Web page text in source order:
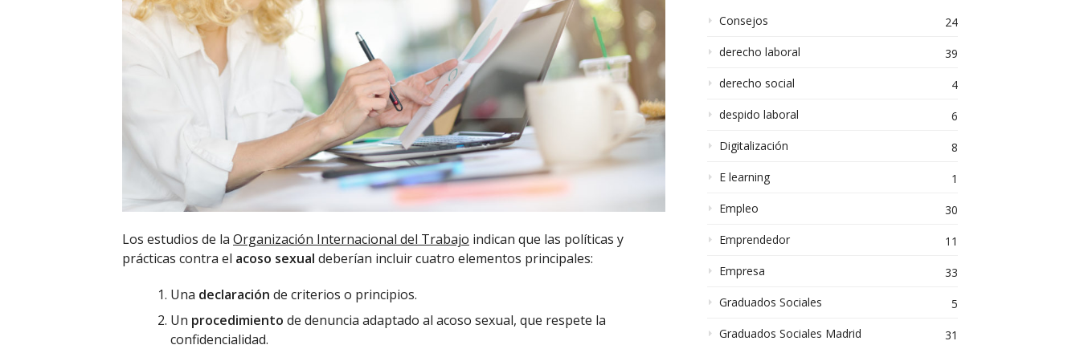
Los estudios de la Organización Internacional del Trabajo indican que las políticas y
prácticas contra el acoso sexual deberían incluir cuatro elementos principales:
Una declaración de criterios o principios.
Un procedimiento de denuncia adaptado al acoso sexual, que respete la
confidencialidad.
Consejos
24
derecho laboral
39
derecho social
4
despido laboral
6
Digitalización
8
E learning
1
Empleo
30
Emprendedor
11
Empresa
33
Graduados Sociales
5
Graduados Sociales Madrid
31